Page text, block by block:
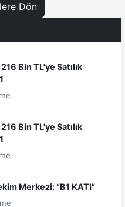
Dön
Bin TL'ye Satılık
Bin TL'ye Satılık
Merkezi: “B1 KATI”